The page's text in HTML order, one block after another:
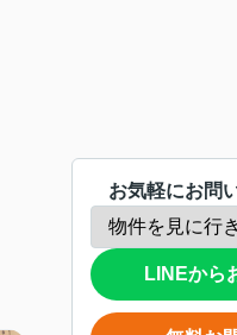
お気軽にお問
LINEから